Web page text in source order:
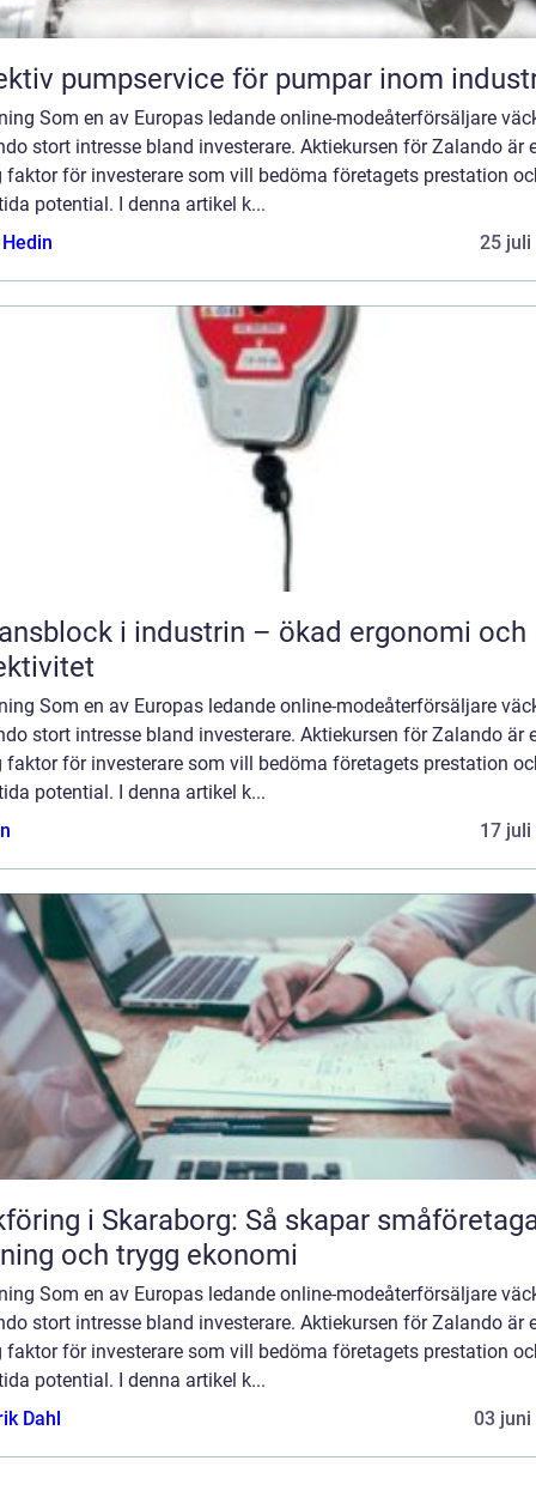
pumpservice för pumpar inom
Som en av Europas ledande online-modeåterförsäljare
stort intresse bland investerare. Aktiekursen för Zalando är
faktor för investerare som vill bedöma företagets prestation
potential. I denna artikel k...
25 juli
i industrin – ökad ergonomi och
Som en av Europas ledande online-modeåterförsäljare
stort intresse bland investerare. Aktiekursen för Zalando är
faktor för investerare som vill bedöma företagets prestation
potential. I denna artikel k...
17 juli
i Skaraborg: Så skapar
och trygg ekonomi
Som en av Europas ledande online-modeåterförsäljare
stort intresse bland investerare. Aktiekursen för Zalando är
faktor för investerare som vill bedöma företagets prestation
potential. I denna artikel k...
Dahl
03 juni